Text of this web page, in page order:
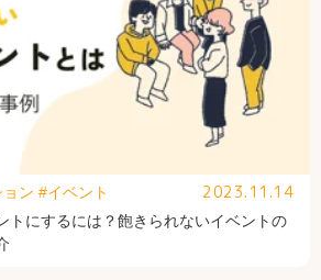
トにするには？飽きられないイベントの
ン #イベント 2023.11.14